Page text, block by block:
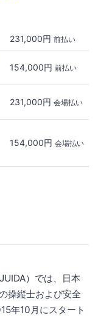
231,000円 前払い
154,000円 前払い
231,000円 会場払い
154,000円 会場払い
）では、日本
操縦士および安全
年10月にスタート